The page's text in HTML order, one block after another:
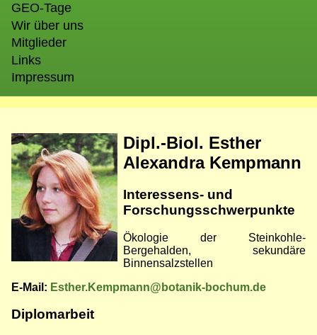
GEO-Tage
Wir über uns
Mitglieder
Links
Impressum
Bild
Dipl.-Biol. Esther
Alexandra Kempmann
Interessens- und
Forschungsschwerpunkte
Ökologie der Steinkohle-
Bergehalden, sekundäre
Binnensalzstellen
E-Mail: Esther.Kempmann@botanik-bochum.de
Diplomarbeit